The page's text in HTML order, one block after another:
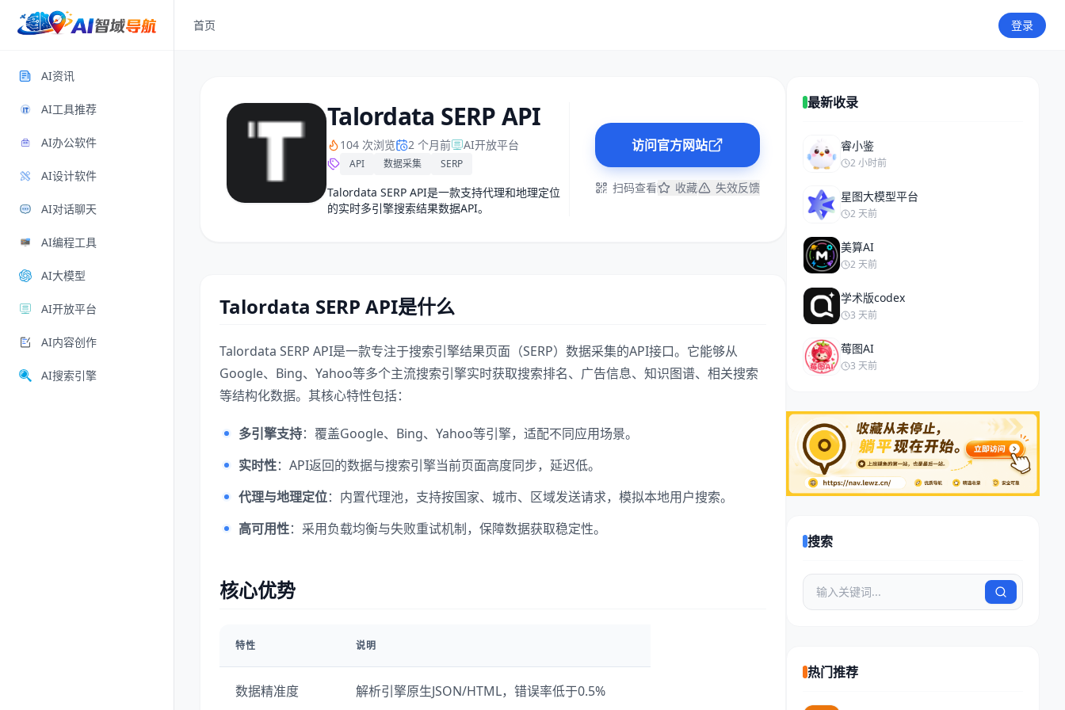
AI资讯
AI工具推荐
AI办公软件
AI设计软件
AI对话聊天
AI编程工具
AI大模型
AI开放平台
AI内容创作
AI搜索引擎
首页 登录
Talordata SERP API
104 次浏览 2 个月前 AI开放平台
API 数据采集 SERP
Talordata SERP API是一款支持代理和地理定位
的实时多引擎搜索结果数据API。
访问官方网站
扫码查看 收藏 失效反馈
Talordata SERP API是什么
Talordata SERP API是一款专注于搜索引擎结果页面（SERP）数据采集的API接口。它能够从
Google、Bing、Yahoo等多个主流搜索引擎实时获取搜索排名、广告信息、知识图谱、相关搜索
等结构化数据。其核心特性包括：
多引擎支持：覆盖Google、Bing、Yahoo等引擎，适配不同应用场景。
实时性：API返回的数据与搜索引擎当前页面高度同步，延迟低。
代理与地理定位：内置代理池，支持按国家、城市、区域发送请求，模拟本地用户搜索。
高可用性：采用负载均衡与失败重试机制，保障数据获取稳定性。
核心优势
特性 说明
数据精准度 解析引擎原生JSON/HTML，错误率低于0.5%
最新收录
睿小鉴
2 小时前
星图大模型平台
2 天前
美算AI
2 天前
学术版codex
3 天前
莓图AI
3 天前
搜索
热门推荐